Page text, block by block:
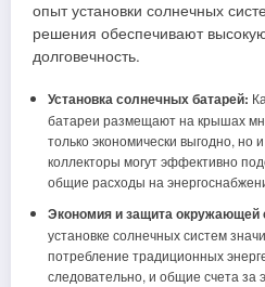
опыт установки солнечных
решения обеспечивают
долговечность.
Установка солнечных батарей:
батареи размещают на крышах
только экономически выгодно, но
коллекторы могут эффективно
общие расходы на
Экономия и защита окружающей
установке солнечных систем
потребление традиционных
следовательно, и общие счета за